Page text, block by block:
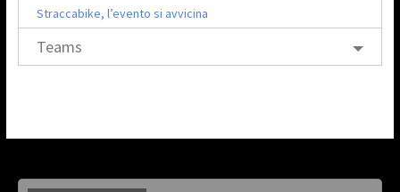
Straccabike, l’evento si avvicina
Teams